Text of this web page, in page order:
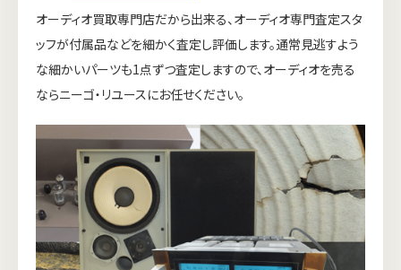
オーディオ買取専門店だから出来る、オーディオ専門査定スタ
ッフが付属品などを細かく査定し評価します。通常見逃すよう
な細かいパーツも1点ずつ査定しますので、オーディオを売る
ならニーゴ・リユースにお任せください。